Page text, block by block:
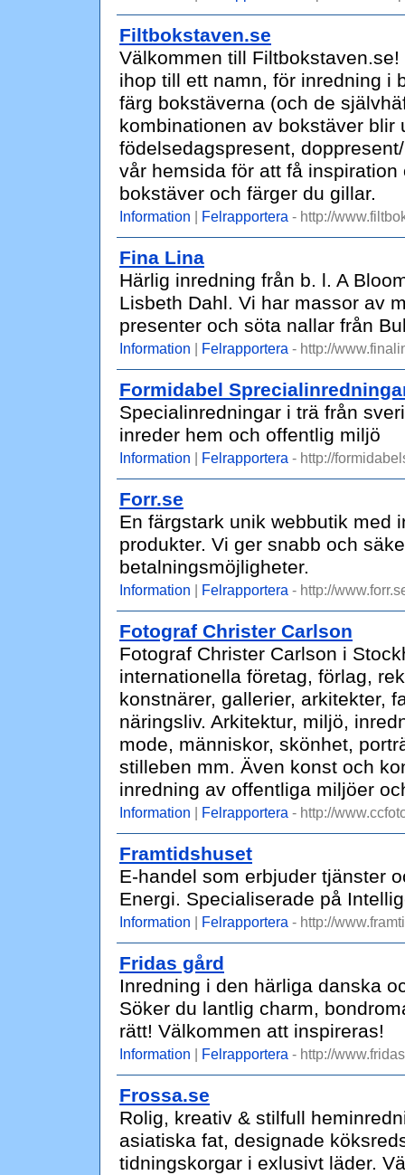
Filtbokstaven.se
Välkommen till
ihop till ett namn, för inredning i
färg bokstäverna (och de
kombinationen av bokstäver
födelsedagspresent,
vår hemsida för att få
bokstäver och färger du gillar.
Information | Felrapportera - http://
Fina Lina
Härlig inredning från b. l. A
Lisbeth Dahl. Vi har massor av
presenter och söta nallar från
Information | Felrapportera - http://
Formidabel
Specialinredningar i trä från
inreder hem och offentlig miljö
Information | Felrapportera - http://
Forr.se
En färgstark unik webbutik med
produkter. Vi ger snabb och
betalningsmöjligheter.
Information | Felrapportera - http://
Fotograf Christer Carlson
Fotograf Christer Carlson i
internationella företag, förlag,
konstnärer, gallerier, arkitekter,
näringsliv. Arkitektur, miljö,
mode, människor, skönhet,
stilleben mm. Även konst och
inredning av offentliga miljöer
Information | Felrapportera - http://
Framtidshuset
E-handel som erbjuder tjänster
Energi. Specialiserade på
Information | Felrapportera - http://
Fridas gård
Inredning i den härliga danska
Söker du lantlig charm,
rätt! Välkommen att inspireras!
Information | Felrapportera - http://
Frossa.se
Rolig, kreativ & stilfull
asiatiska fat, designade
tidningskorgar i exlusivt läder.